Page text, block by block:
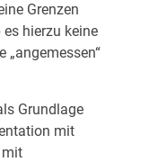
Grenzen
hierzu keine
„angemessen“
Grundlage
mit
mit